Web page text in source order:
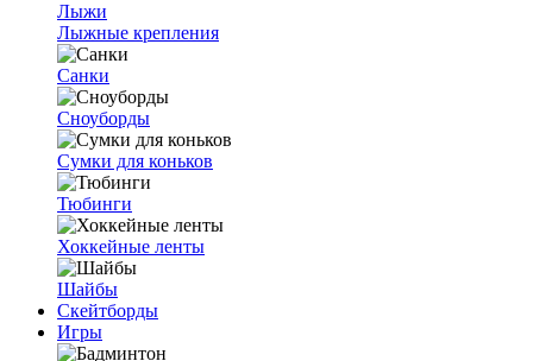
Лыжи
Лыжные крепления
Санки
Сноуборды
Сумки для коньков
Тюбинги
Хоккейные ленты
Шайбы
Скейтборды
Игры